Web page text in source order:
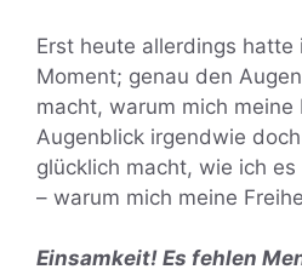
Erst heute allerdings hatte
Moment; genau den
macht, warum mich meine
Augenblick irgendwie
glücklich macht, wie ich
– warum mich meine
Einsamkeit! Es fehlen